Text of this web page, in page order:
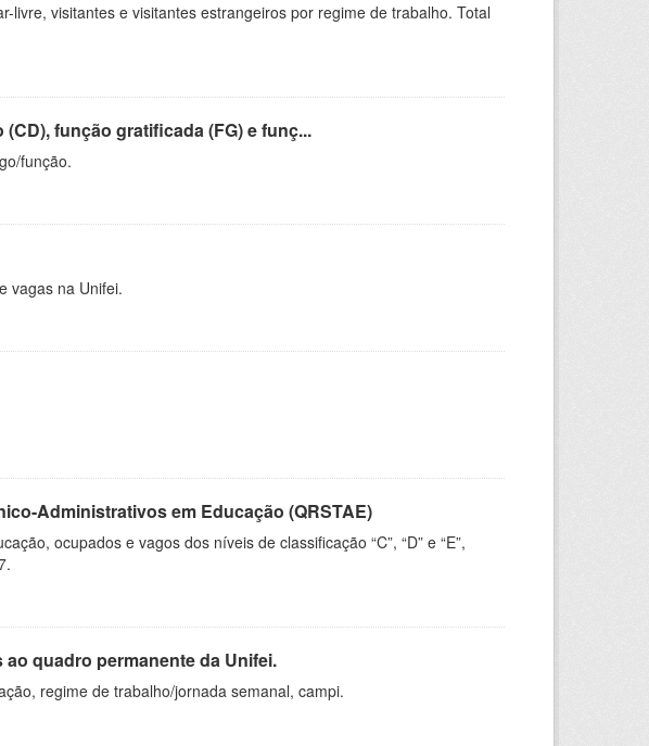
livre, visitantes e visitantes estrangeiros por regime de trabalho. Total
função gratificada (FG) e funç...
função.
vagas na Unifei.
Administrativos em Educação (QRSTAE)
ocupados e vagos dos níveis de classificação “C”, “D” e “E”,
quadro permanente da Unifei.
regime de trabalho/jornada semanal, campi.